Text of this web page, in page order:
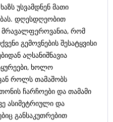
უსვამდნენ მათი
დღესდღეობით
მრავალფეროვანია, რომ
გემოვნების შესატყვისი
აღსანიშნავია
ხოლო
როლს თამაშობს
ჩარჩოები და თამამი
ასიმეტრიული და
განსაკუთრებით